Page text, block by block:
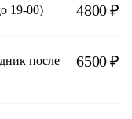
19-00) 4800 ₽
после
6500 ₽